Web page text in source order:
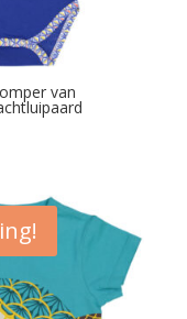
van